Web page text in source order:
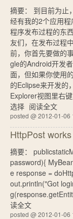
摘要： 到目前为止
经有我的2个应用
程序发布过程的东
友们，在发布过程
前，你首先要做的
gle的Android开发
面，但如果你使用
的Eclipse来开发的
Explorer视图里右
选择 阅读全文
posted @ 2012-01-06
HttpPost
摘要：
password){
e response =
out.println("Got
读全文
posted @ 2012-01-06